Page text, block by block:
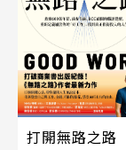
打開無路之路